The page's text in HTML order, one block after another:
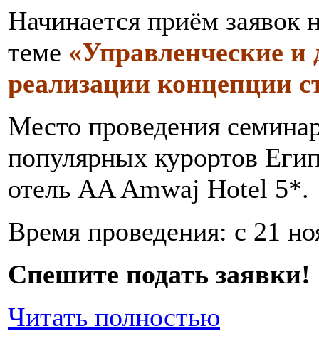
Начинается приём
теме «Управленческие и
реализации концепции
Место проведения
популярных курортов
отель AA Amwaj Hotel 5*.
Время проведения: с 21
Спешите подать заявки!
Читать полностью